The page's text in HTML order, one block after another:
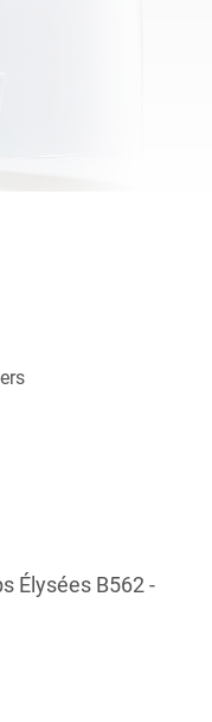
Élysées B562 -